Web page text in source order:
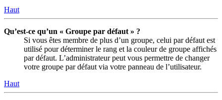
Haut
Qu’est-ce qu’un « Groupe par défaut » ?
Si vous êtes membre de plus d’un groupe, celui par défaut est
utilisé pour déterminer le rang et la couleur de groupe affichés
par défaut. L’administrateur peut vous permettre de changer
votre groupe par défaut via votre panneau de l’utilisateur.
Haut